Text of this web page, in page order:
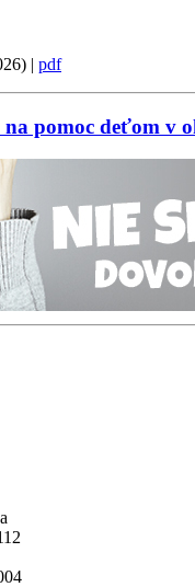
| pdf
pomoc deťom v